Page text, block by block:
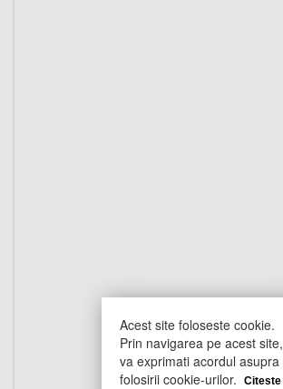
Acest site foloseste cookie.
Prin navigarea pe acest site,
va exprimati acordul asupra
folosirii cookie-urilor.
Citeste